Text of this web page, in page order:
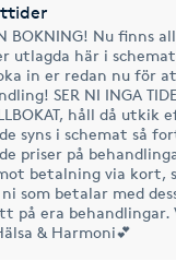
BOKNING! Nu finns
utlagda här i
in er redan nu för
SER NI INGA
håll då utkik
syns i schemat så
priser på
betalning via kort,
som betalar med
på era behandlingar.
& Harmoni💕